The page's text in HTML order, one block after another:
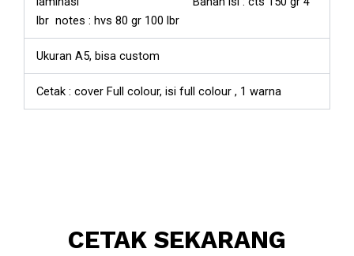
lbr notes : hvs 80 gr 100 lbr
Ukuran A5, bisa custom
Cetak : cover Full colour, isi full colour , 1 warna
CETAK SEKARANG